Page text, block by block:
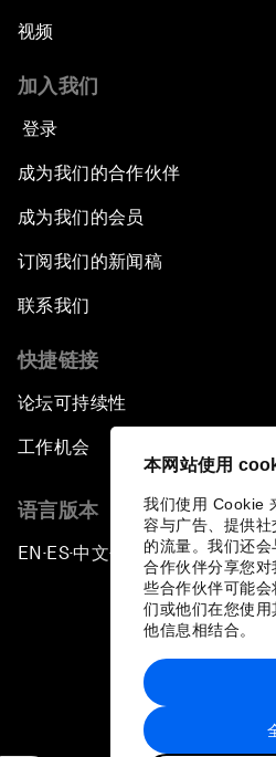
本网站使用
我们使用 Cookie
容与广告、提供
的流量。我们还
合作伙伴分享您
些合作伙伴可能
们或他们在您使
他信息相结合。
视频
加入我们
登录
成为我们的合作伙伴
成为我们的会员
订阅我们的新闻稿
联系我们
快捷链接
论坛可持续性
工作机会
语言版本
EN ▪ ES▪中文▪ 日本語
站点地